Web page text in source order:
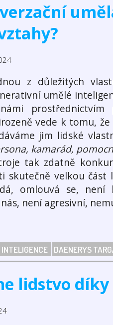
z důležitých
umělé
prostřednictvím
vede k tomu,
jim lidské
kamarád,
tak zdatně
skutečně velkou část
omlouvá se, není
není agresivní,
DAENERYS
lidstvo